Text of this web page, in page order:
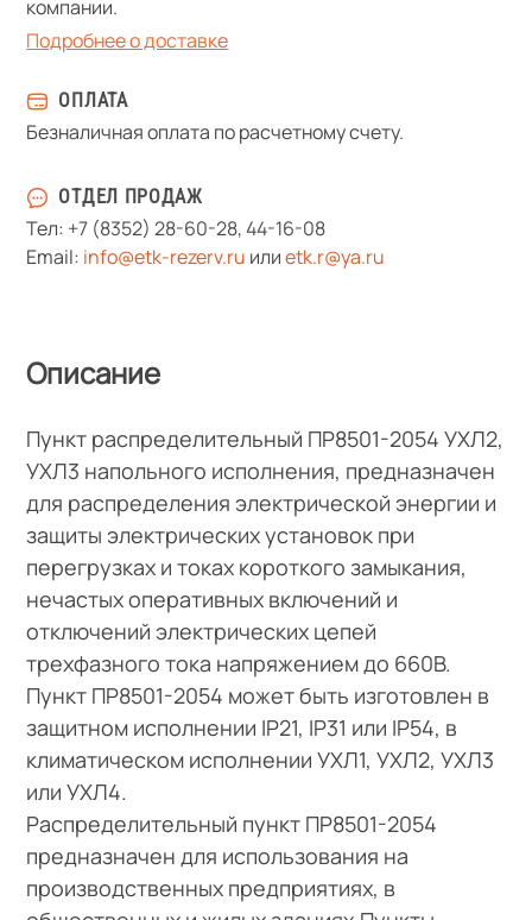
компании.
Подробнее о доставке
ОПЛАТА
Безналичная оплата по расчетному счету.
ОТДЕЛ ПРОДАЖ
Тел: +7 (8352) 28-60-28,44-16-08
Email: info@etk-rezerv.ru илиetk.r@ya.ru
Описание
Пункт распределительный ПР8501-2054 УХЛ2,
УХЛ3 напольного исполнения, предназначен
для распределения электрической энергии и
защиты электрических установок при
перегрузках и токах короткого замыкания,
нечастых оперативных включений и
отключений электрических цепей
трехфазного тока напряжением до 660В.
Пункт ПР8501-2054 может быть изготовлен в
защитном исполнении IP21, IP31 или IP54, в
климатическом исполнении УХЛ1, УХЛ2, УХЛ3
или УХЛ4.
Распределительный пункт ПР8501-2054
предназначен для использования на
производственных предприятиях, в